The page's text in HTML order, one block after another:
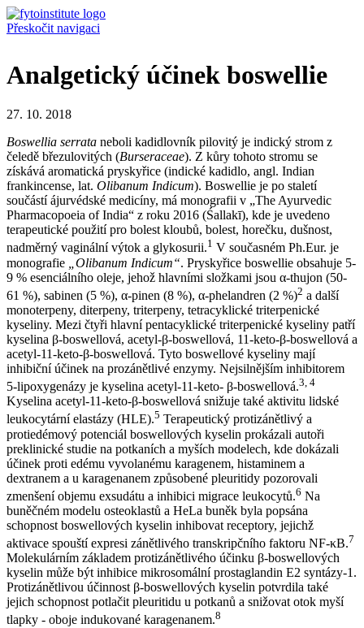
Přeskočit navigaci
Analgetický účinek boswellie
27. 10. 2018
Boswellia serrata neboli kadidlovník pilovitý je indický strom z
čeledě březulovitých (Burseraceae). Z kůry tohoto stromu se
získává aromatická pryskyřice (indické kadidlo, angl. Indian
frankincense, lat. Olibanum Indicum). Boswellie je po staletí
součástí ájurvédské medicíny, má monografii v „The Ayurvedic
Pharmacopoeia of India“ z roku 2016 (Śallakī), kde je uvedeno
terapeutické použití pro bolest kloubů, bolest, horečku, dušnost,
nadměrný vaginální výtok a glykosurii.1 V současném Ph.Eur. je
monografie
„Olibanum Indicum“. Pryskyřice boswellie obsahuje 5-
9 % esenciálního oleje, jehož hlavními složkami jsou α-thujon (50-
61 %), sabinen (5 %), α-pinen (8 %), α-phelandren (2 %)2 a další
monoterpeny, diterpeny, triterpeny, tetracyklické triterpenické
kyseliny. Mezi čtyři hlavní pentacyklické triterpenické kyseliny patří
kyselina β-boswellová, acetyl-β-boswellová, 11-keto-β-boswellová a
acetyl-11-keto-β-boswellová. Tyto boswellové kyseliny mají
inhibiční účinek na prozánětlivé enzymy. Nejsilnějším inhibitorem
5-lipoxygenázy je kyselina acetyl-11-keto- β-boswellová.3, 4
Kyselina acetyl-11-keto-β-boswellová snižuje také aktivitu lidské
leukocytární elastázy (HLE).5 Terapeutický protizánětlivý a
protiedémový potenciál boswellových kyselin prokázali autoři
preklinické studie na potkaních a myších modelech, kde dokázali
účinek proti edému vyvolanému karagenem, histaminem a
dextranem a u karagenanem způsobené pleuritidy pozorovali
zmenšení objemu exsudátu a inhibici migrace leukocytů.6 Na
buněčném modelu osteoklastů a HeLa buněk byla popsána
schopnost boswellových kyselin inhibovat receptory, jejichž
aktivace spouští expresi zánětlivého transkripčního faktoru NF-κB.7
Molekulárním základem protizánětlivého účinku β-boswellových
kyselin může být inhibice mikrosomální prostaglandin E2 syntázy-1.
Protizánětlivou účinnost β-boswellových kyselin potvrdila také
jejich schopnost potlačit pleuritidu u potkanů a snižovat otok myší
tlapky - oboje indukované karagenanem.8